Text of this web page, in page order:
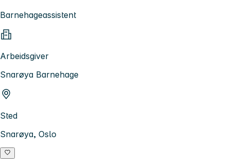
Barnehageassistent
Arbeidsgiver
Snarøya Barnehage
Sted
Snarøya, Oslo